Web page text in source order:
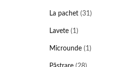
La pachet (31)
Lavete (1)
Microunde (1)